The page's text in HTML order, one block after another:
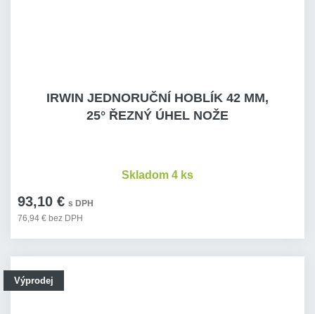
IRWIN JEDNORUČNÍ HOBLÍK 42 MM,
25° ŘEZNÝ ÚHEL NOŽE
93,10 € s DPH
76,94 € bez DPH
Skladom 4 ks
Výprodej